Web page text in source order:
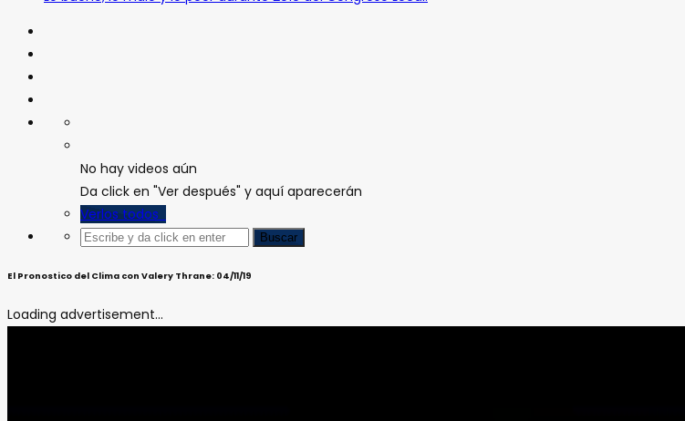
No hay videos aún
Da click en "Ver después" y aquí aparecerán
Verlos todos
El Pronostico del Clima con Valery Thrane: 04/11/19
Loading advertisement...